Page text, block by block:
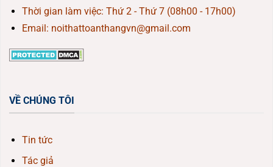
Thời gian làm việc: Thứ 2 - Thứ 7 (08h00 - 17h00)
Email: noithattoanthangvn@gmail.com
VỀ CHÚNG TÔI
Tin tức
Tác giả